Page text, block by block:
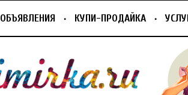
ОБЪЯВЛЕНИЯ КУПИ-ПРОДАЙКА